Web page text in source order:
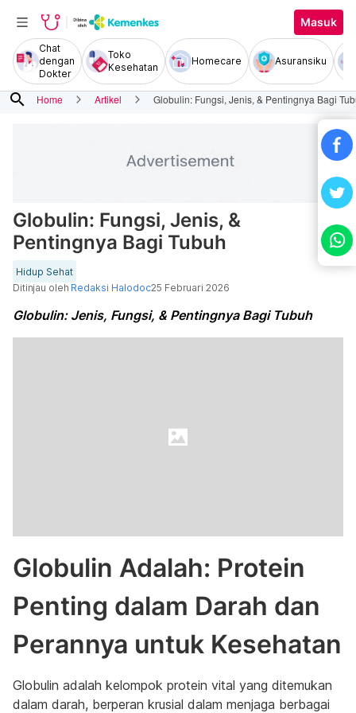
Masuk
Chat
dengan
Dokter
Toko
Kesehatan
Homecare Asuransiku
search Home Artikel Globulin: Fungsi, Jenis, & Pentingnya Bagi
Globulin: Fungsi, Jenis, &
Pentingnya Bagi Tubuh
Hidup Sehat
Ditinjau oleh Redaksi Halodoc25 Februari 2026
Globulin: Jenis, Fungsi, & Pentingnya Bagi Tubuh
Globulin Adalah: Protein
Penting dalam Darah dan
Perannya untuk Kesehatan
Globulin adalah kelompok protein vital yang ditemukan
dalam darah, berperan krusial dalam menjaga berbagai